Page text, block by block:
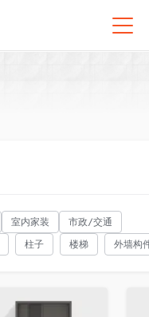
室内家装 市政/交通
柱子 楼梯 外墙构
收藏